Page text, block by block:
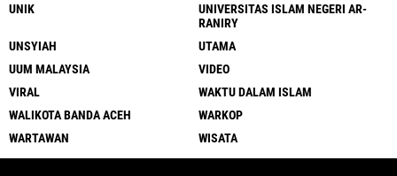
UNIK
UNIVERSITAS ISLAM NEGERI AR-
RANIRY
UNSYIAH
UTAMA
UUM MALAYSIA
VIDEO
VIRAL
WAKTU DALAM ISLAM
WALIKOTA BANDA ACEH
WARKOP
WARTAWAN
WISATA